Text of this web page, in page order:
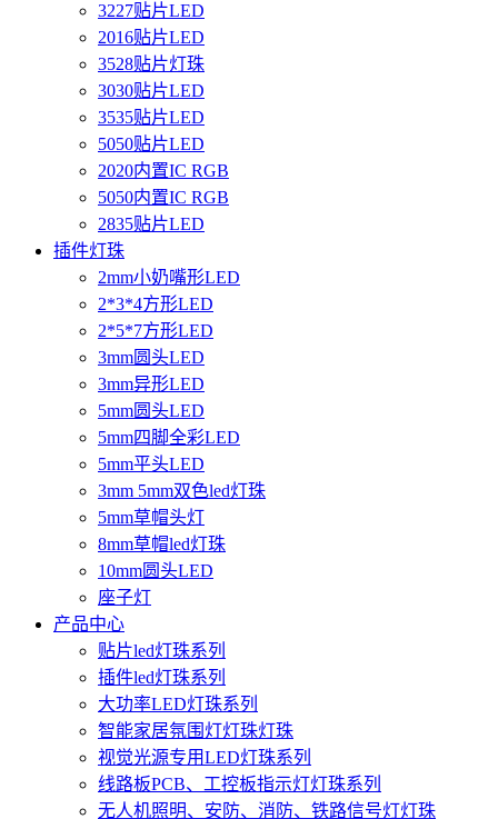
3227贴片LED
2016贴片LED
3528贴片灯珠
3030贴片LED
3535贴片LED
5050贴片LED
2020内置IC RGB
5050内置IC RGB
2835贴片LED
插件灯珠
2mm小奶嘴形LED
2*3*4方形LED
2*5*7方形LED
3mm圆头LED
3mm异形LED
5mm圆头LED
5mm四脚全彩LED
5mm平头LED
3mm 5mm双色led灯珠
5mm草帽头灯
8mm草帽led灯珠
10mm圆头LED
座子灯
产品中心
贴片led灯珠系列
插件led灯珠系列
大功率LED灯珠系列
智能家居氛围灯灯珠灯珠
视觉光源专用LED灯珠系列
线路板PCB、工控板指示灯灯珠系列
无人机照明、安防、消防、铁路信号灯灯珠